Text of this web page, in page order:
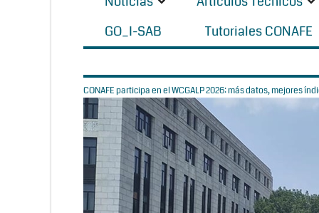
GO_I-SAB
Tutoriales CONAFE
CONAFE participa en el WCGALP 2026: más datos, mejores